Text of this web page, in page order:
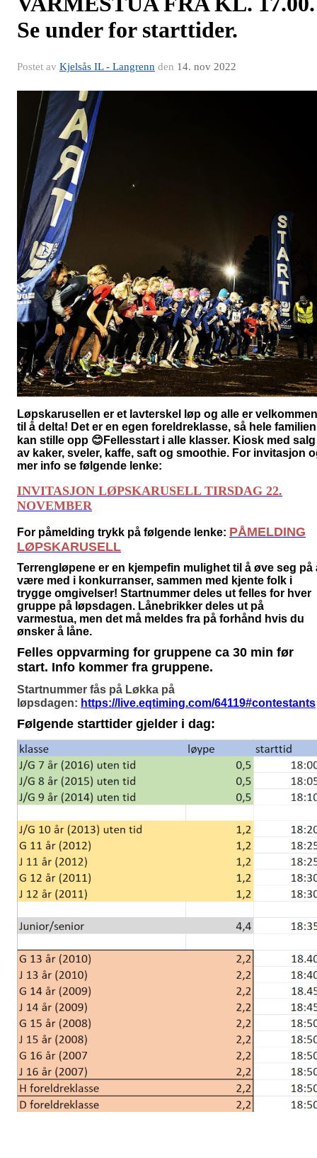
Se under for starttider.
Postet av Kjelsås IL - Langrenn den 14. nov 2022
Løpskarusellen er et lavterskel løp og alle er velkommen
til å delta! Det er en egen foreldreklasse, så hele familien
kan stille opp 😊Fellesstart i alle klasser. Kiosk med salg
av kaker, sveler, kaffe, saft og smoothie. For invitasjon
mer info se følgende lenke:
INVITASJON LØPSKARUSELL TIRSDAG 22.
NOVEMBER
For påmelding trykk på følgende lenke: PÅMELDING
LØPSKARUSELL
Terrengløpene er en kjempefin mulighet til å øve seg på
være med i konkurranser, sammen med kjente folk i
trygge omgivelser! Startnummer deles ut felles for hver
gruppe på løpsdagen. Lånebrikker deles ut på
varmestua, men det må meldes fra på forhånd hvis du
ønsker å låne.
Felles oppvarming for gruppene ca 30 min før
start. Info kommer fra gruppene.
Startnummer fås på Løkka på
løpsdagen: https://live.eqtiming.com/64119#contestants
Følgende starttider gjelder i dag: